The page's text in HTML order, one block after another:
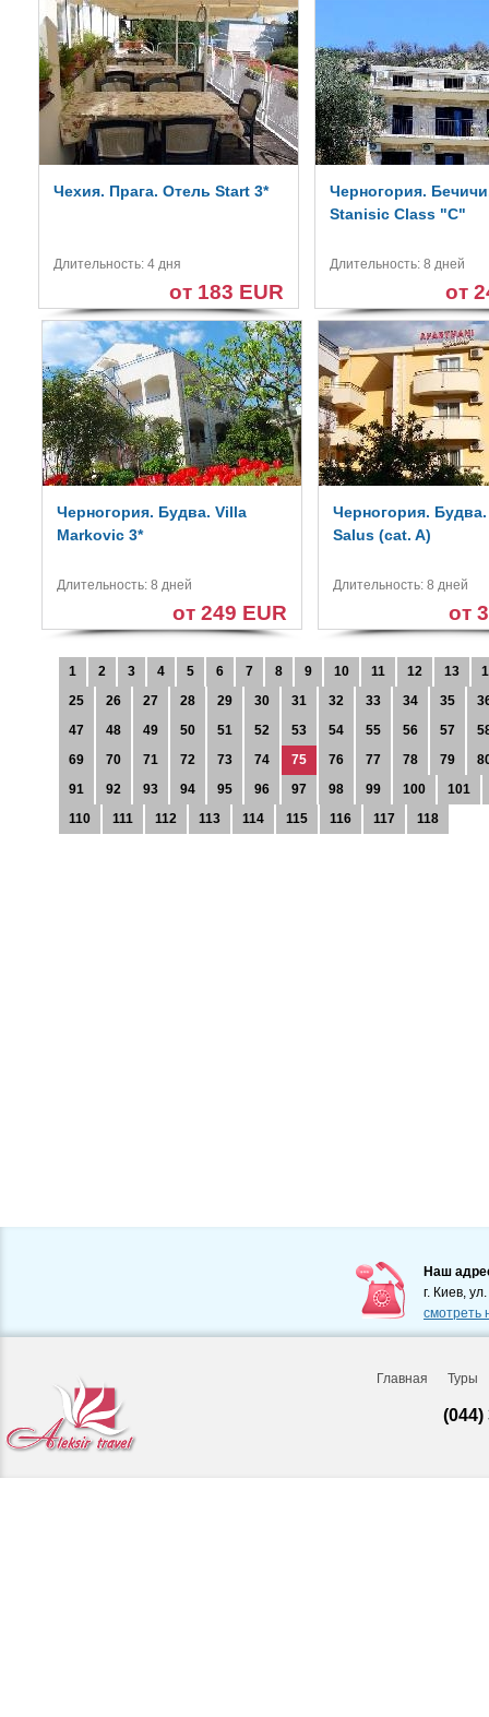
Чехия. Прага. Отель Start 3*
Длительность: 4 дня
от 183 EUR
Черногория.
Stanisic Class "C"
Длительность: 8 дней
от
Черногория. Будва. Villa
Markovic 3*
Длительность: 8 дней
от 249 EUR
Черногория.
Salus (cat. A)
Длительность: 8 дней
от
1 2 3 4 5 6 7 8 9 10 11 12 13
25
26 27 28 29 30 31 32 33 34 35
47
48 49 50 51 52 53 54 55 56 57
69
70 71 72 73 74 75 76 77 78 79
91
92 93 94 95 96 97 98 99 100
101
110
111 112 113 114 115 116 117 118
Наш
г. Киев,
смотреть
Главная Туры
(044)